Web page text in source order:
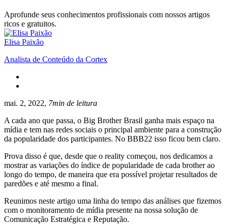
Aprofunde seus conhecimentos profissionais com nossos artigos
ricos e gratuitos.
Elisa Paixão
Analista de Conteúdo da Cortex
mai. 2, 2022, 7min de leitura
A cada ano que passa, o Big Brother Brasil ganha mais espaço na
mídia e tem nas redes sociais o principal ambiente para a construção
da popularidade dos participantes. No BBB22 isso ficou bem claro.
Prova disso é que, desde que o reality começou, nos dedicamos a
mostrar as variações do índice de popularidade de cada brother ao
longo do tempo, de maneira que era possível projetar resultados de
paredões e até mesmo a final.
Reunimos neste artigo uma linha do tempo das análises que fizemos
com o monitoramento de mídia presente na nossa solução de
Comunicação Estratégica e Reputação.